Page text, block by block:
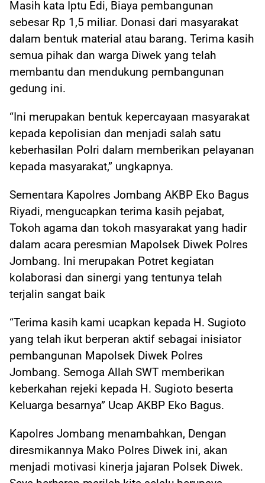
Masih kata Iptu Edi, Biaya pembangunan
sebesar Rp 1,5 miliar. Donasi dari masyarakat
dalam bentuk material atau barang. Terima kasih
semua pihak dan warga Diwek yang telah
membantu dan mendukung pembangunan
gedung ini.
“Ini merupakan bentuk kepercayaan masyarakat
kepada kepolisian dan menjadi salah satu
keberhasilan Polri dalam memberikan pelayanan
kepada masyarakat,” ungkapnya.
Sementara Kapolres Jombang AKBP Eko Bagus
Riyadi, mengucapkan terima kasih pejabat,
Tokoh agama dan tokoh masyarakat yang hadir
dalam acara peresmian Mapolsek Diwek Polres
Jombang. Ini merupakan Potret kegiatan
kolaborasi dan sinergi yang tentunya telah
terjalin sangat baik
“Terima kasih kami ucapkan kepada H. Sugioto
yang telah ikut berperan aktif sebagai inisiator
pembangunan Mapolsek Diwek Polres
Jombang. Semoga Allah SWT memberikan
keberkahan rejeki kepada H. Sugioto beserta
Keluarga besarnya” Ucap AKBP Eko Bagus.
Kapolres Jombang menambahkan, Dengan
diresmikannya Mako Polres Diwek ini, akan
menjadi motivasi kinerja jajaran Polsek Diwek.